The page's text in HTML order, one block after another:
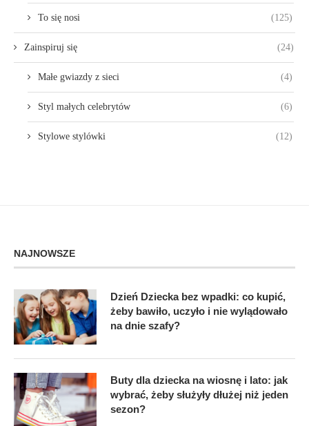
To się nosi (125)
Zainspiruj się (24)
Małe gwiazdy z sieci (4)
Styl małych celebrytów (6)
Stylowe stylówki (12)
NAJNOWSZE
Dzień Dziecka bez wpadki: co kupić,
żeby bawiło, uczyło i nie wylądowało
na dnie szafy?
Buty dla dziecka na wiosnę i lato: jak
wybrać, żeby służyły dłużej niż jeden
sezon?